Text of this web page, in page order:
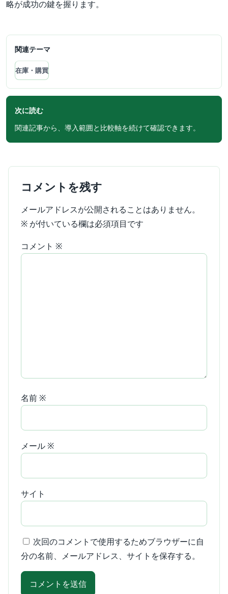
略が成功の鍵を握ります。
関連テーマ
在庫・購買
次に読む
関連記事から、導入範囲と比較軸を続けて確認できます。
コメントを残す
メールアドレスが公開されることはありません。
※ が付いている欄は必須項目です
コメント ※
名前 ※
メール ※
サイト
次回のコメントで使用するためブラウザーに自
分の名前、メールアドレス、サイトを保存する。